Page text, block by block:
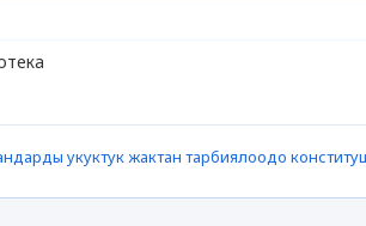
укуктук жактан тарбиялоодо